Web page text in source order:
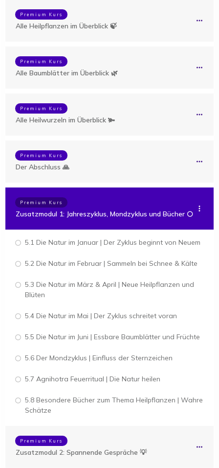
Premium Kurs
Alle Heilpflanzen im Überblick 🍃
Premium Kurs
Alle Baumblätter im Überblick 🌿
Premium Kurs
Alle Heilwurzeln im Überblick 🫚
Premium Kurs
Der Abschluss 🙏
Premium Kurs
Zusatzmodul 1: Jahreszyklus, Mondzyklus und Bücher 🌕
5.1 Die Natur im Januar | Der Zyklus beginnt von Neuem
5.2 Die Natur im Februar | Sammeln bei Schnee & Kälte
5.3 Die Natur im März & April | Neue Heilpflanzen und
Blüten
5.4 Die Natur im Mai | Der Zyklus schreitet voran
5.5 Die Natur im Juni | Essbare Baumblätter und Früchte
5.6 Der Mondzyklus | Einfluss der Sternzeichen
5.7 Agnihotra Feuerritual | Die Natur heilen
5.8 Besondere Bücher zum Thema Heilpflanzen | Wahre
Schätze
Premium Kurs
Zusatzmodul 2: Spannende Gespräche 💡